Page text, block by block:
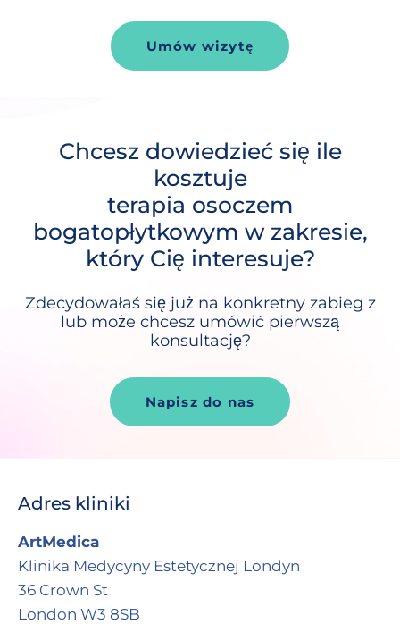
Umów wizytę
Chcesz dowiedzieć się ile
kosztuje
terapia osoczem
bogatopłytkowym w zakresie,
który Cię interesuje?
Zdecydowałaś się już na konkretny zabieg z
lub może chcesz umówić pierwszą
konsultację?
Napisz do nas
Adres kliniki
ArtMedica
Klinika Medycyny Estetycznej Londyn
36 Crown St
London W3 8SB